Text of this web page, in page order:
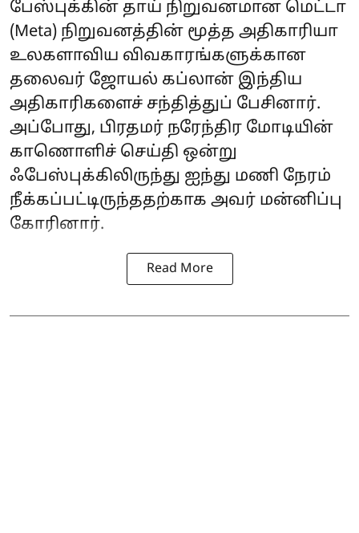
பேஸ்புக்கின் தாய் நிறுவனமான மெட்டா
(Meta) நிறுவனத்தின் மூத்த அதிகாரியா
உலகளாவிய விவகாரங்களுக்கான
தலைவர் ஜோயல் கப்லான் இந்திய
அதிகாரிகளைச் சந்தித்துப் பேசினார்.
அப்போது, ​​பிரதமர் நரேந்திர மோடியின்
காணொளிச் செய்தி ஒன்று
ஃபேஸ்புக்கிலிருந்து ஐந்து மணி நேரம்
நீக்கப்பட்டிருந்ததற்காக அவர் மன்னிப்பு
கோரினார்.
Read More